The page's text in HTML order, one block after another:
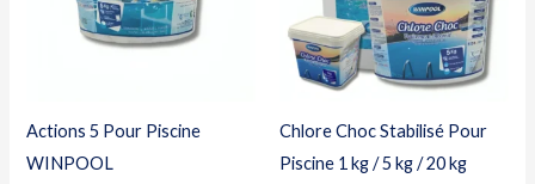
Actions 5 Pour Piscine
WINPOOL
Chlore Choc Stabilisé Pour
Piscine 1 kg / 5 kg / 20 kg